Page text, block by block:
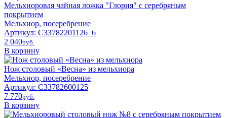
Мельхиоровая чайная ложка "Глория" с серебряным
покрытием
Мельхиор, посеребрение
Артикул: С33782201126_6
2 040pyб.
В корзину
Нож столовый «Весна» из мельхиора
Мельхиор, посеребрение
Артикул: C33782600125
7 770pyб.
В корзину